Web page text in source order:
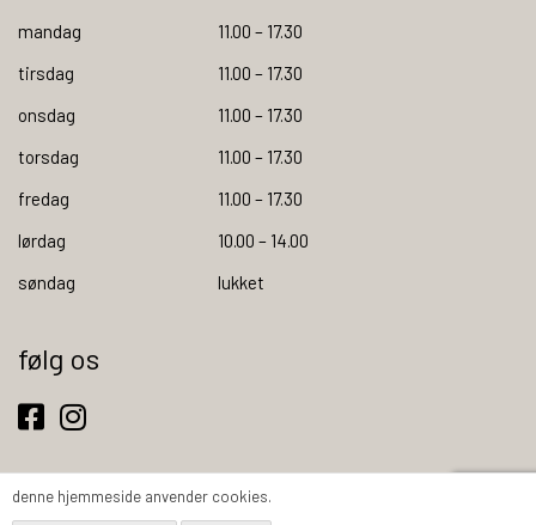
mandag
11.00 – 17.30
tirsdag
11.00 – 17.30
onsdag
11.00 – 17.30
torsdag
11.00 – 17.30
fredag
11.00 – 17.30
lørdag
10.00 – 14.00
søndag
lukket
følg os
denne hjemmeside anvender cookies.